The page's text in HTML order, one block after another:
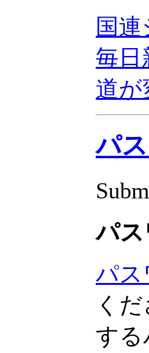
国
毎日
道
パ
パ
パス
く
する